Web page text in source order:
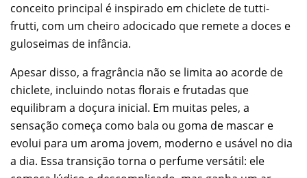
conceito principal é inspirado em chiclete de tutti-
frutti, com um cheiro adocicado que remete a doces e
guloseimas de infância.
Apesar disso, a fragrância não se limita ao acorde de
chiclete, incluindo notas florais e frutadas que
equilibram a doçura inicial. Em muitas peles, a
sensação começa como bala ou goma de mascar e
evolui para um aroma jovem, moderno e usável no dia
a dia. Essa transição torna o perfume versátil: ele